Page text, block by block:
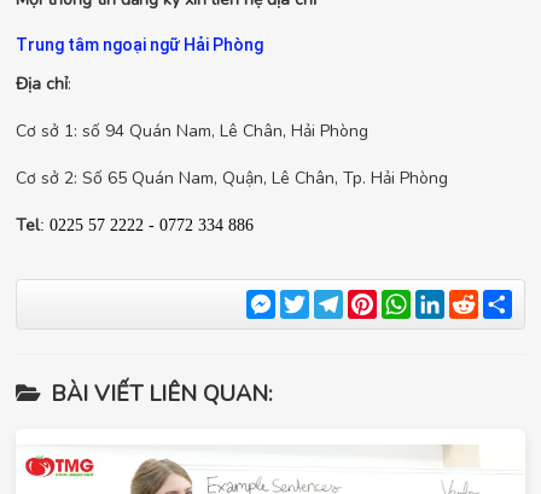
Trung tâm ngoại ngữ Hải Phòng
Địa chỉ:
Cơ sở 1: số 94 Quán Nam, Lê Chân, Hải Phòng
Cơ sở 2: Số 65 Quán Nam, Quận, Lê Chân, Tp. Hải Phòng
Tel: 0225 57 2222 - 0772 334 886
Messenger
TwitterTelegram
Pinterest
WhatsApp
LinkedIn
Reddit
BÀI VIẾT LIÊN QUAN: